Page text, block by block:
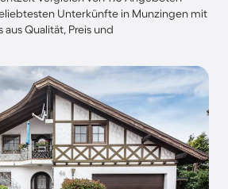
Unterkünfte in Munzingen mit
Qualität, Preis und